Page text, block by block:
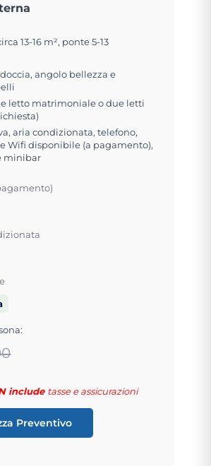
13-16 m², ponte 5-13
angolo bellezza e
letto matrimoniale o due letti
aria condizionata, telefono,
Wifi disponibile (a pagamento),
minibar
include tasse e assicurazioni
Preventivo